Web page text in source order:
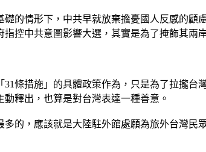
的情形下，中共早就放棄擔憂國人反感的
控中共意圖影響大選，其實是為了掩飾其兩
條措施」的具體政策作為，只是為了拉攏
釋出，也算是對台灣表達一種善意。
的，應該就是大陸駐外館處願為旅外台灣